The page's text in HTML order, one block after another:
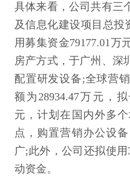
具体来看，公司共有三
及信息化建设项目总投
用募集资金79177.01万
房产方式，于广州、深
配置研发设备;全球营
额为28934.47万元，
元，计划在国内外多
点，购置营销办公设
广;此外，公司还拟使
动资金。